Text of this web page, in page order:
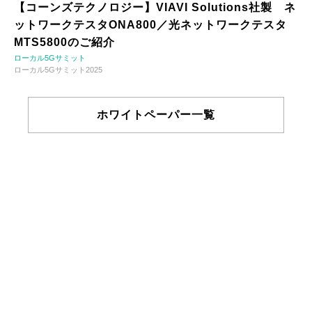
【コーンズテクノロジー】VIAVI Solutions社製 ネ
ットワークテスタONA800／光ネットワークテスタ
MTS5800のご紹介
ローカル5Gサミット
ローカル5Gサミット2025
ホワイトペーパー一覧